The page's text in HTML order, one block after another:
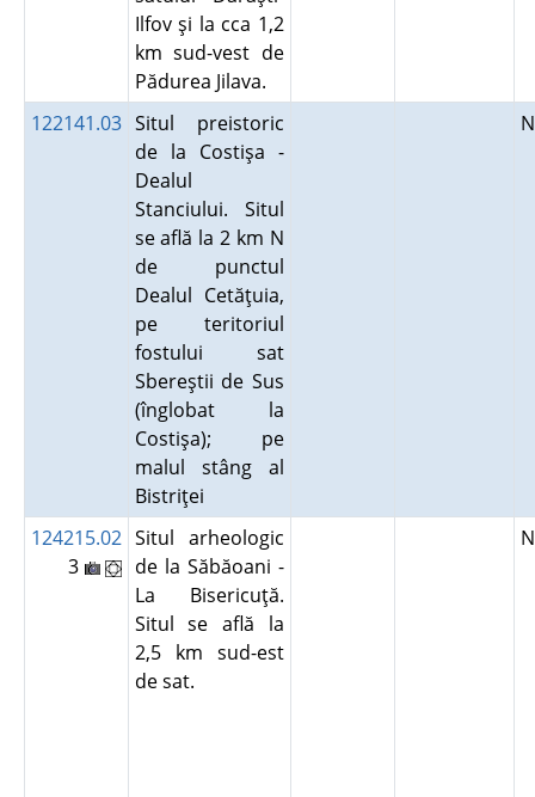
Ilfov şi la cca 1,2
km sud-vest de
Pădurea Jilava.
122141.03 Situl preistoric
de la Costişa -
Dealul
Stanciului. Situl
se află la 2 km N
de punctul
Dealul Cetăţuia,
pe teritoriul
fostului sat
Sbereştii de Sus
(înglobat la
Costişa); pe
malul stâng al
Bistriţei
124215.02
3
Situl arheologic
de la Săbăoani -
La Bisericuţă.
Situl se află la
2,5 km sud-est
de sat.